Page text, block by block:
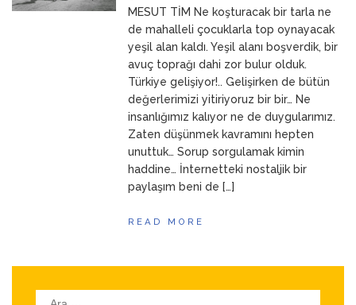
23 Mart 2026 ANNEMMESUT TİM Ne koşturacak bir tarla ne
de mahalleli çocuklarla top oynayacak
yeşil alan kaldı. Yeşil alanı boşverdik, bir
avuç toprağı dahi zor bulur olduk.
Türkiye gelişiyor!.. Gelişirken de bütün
değerlerimizi yitiriyoruz bir bir… Ne
insanlığımız kalıyor ne de duygularımız.
Zaten düşünmek kavramını hepten
unuttuk… Sorup sorgulamak kimin
haddine… İnternetteki nostaljik bir
paylaşım beni de […]
READ MORE
Arama: